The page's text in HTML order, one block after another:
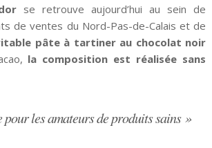
se retrouve aujourd’hui au sein de
de ventes du Nord-Pas-de-Calais et de
pâte à tartiner au chocolat noir
la composition est réalisée sans
pour les amateurs de produits sains »